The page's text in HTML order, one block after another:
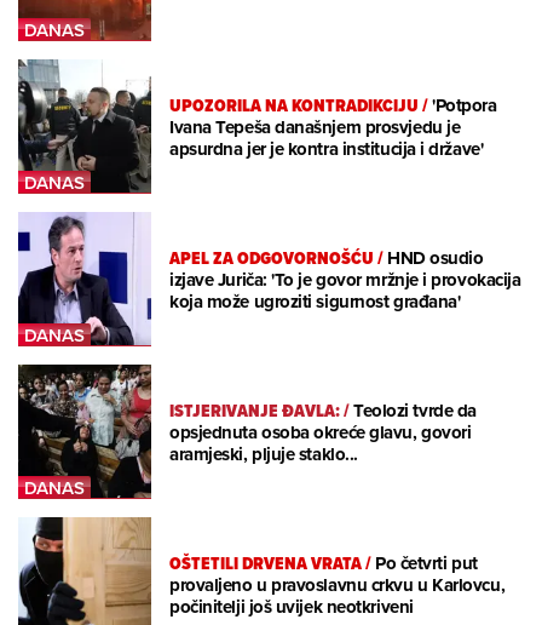
UPOZORILA NA KONTRADIKCIJU/'Potpora
Ivana Tepeša današnjem prosvjedu je
apsurdna jer je kontra institucija i države'
APEL ZA ODGOVORNOŠĆU/HND osudio
izjave Juriča: 'To je govor mržnje i provokacija
koja može ugroziti sigurnost građana'
ISTJERIVANJE ĐAVLA:/Teolozi tvrde da
opsjednuta osoba okreće glavu, govori
aramjeski, pljuje staklo...
OŠTETILI DRVENA VRATA/Po četvrti put
provaljeno u pravoslavnu crkvu u Karlovcu,
počinitelji još uvijek neotkriveni